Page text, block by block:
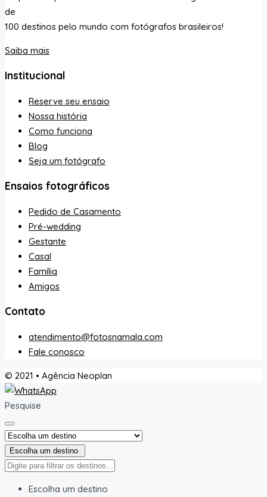
de
100 destinos pelo mundo com fotógrafos brasileiros!
Saiba mais
Institucional
Reserve seu ensaio
Nossa história
Como funciona
Blog
Seja um fotógrafo
Ensaios fotográficos
Pedido de Casamento
Pré-wedding
Gestante
Casal
Família
Amigos
Contato
atendimento@fotosnamala.com
Fale conosco
© 2021 • Agência Neoplan
Pesquise
Escolha um destino
Escolha um destino